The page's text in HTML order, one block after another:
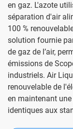
en gaz. L'azote
séparation d'air
100 %
solution fournie
de gaz de l’air,
émissions de
industriels. Air
renouvelable de
en maintenant
identiques aux